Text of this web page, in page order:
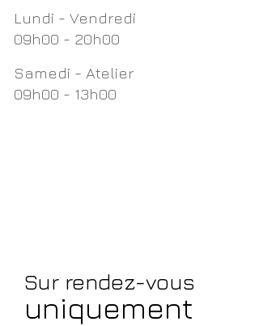
Lundi - Vendredi
09h00 - 20h00
Samedi - Atelier
09h00 - 13h00
Sur rendez-vous
uniquement